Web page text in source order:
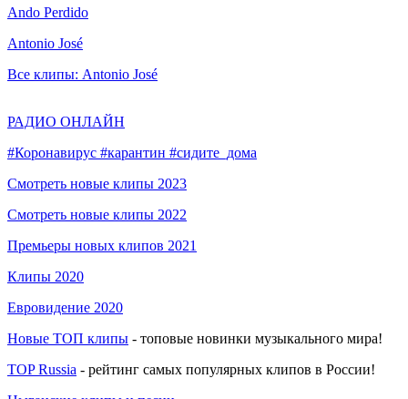
Ando Perdido
Antonio José
Все клипы: Antonio José
РАДИО ОНЛАЙН
#Коронавирус #карантин #сидите_дома
Смотреть новые клипы 2023
Смотреть новые клипы 2022
Премьеры новых клипов 2021
Клипы 2020
Евровидение 2020
Новые ТОП клипы - топовые новинки музыкального мира!
TOP Russia - рейтинг самых популярных клипов в России!